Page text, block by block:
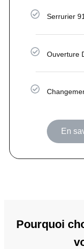
Serrurier
Ouverture
En
Pourquoi